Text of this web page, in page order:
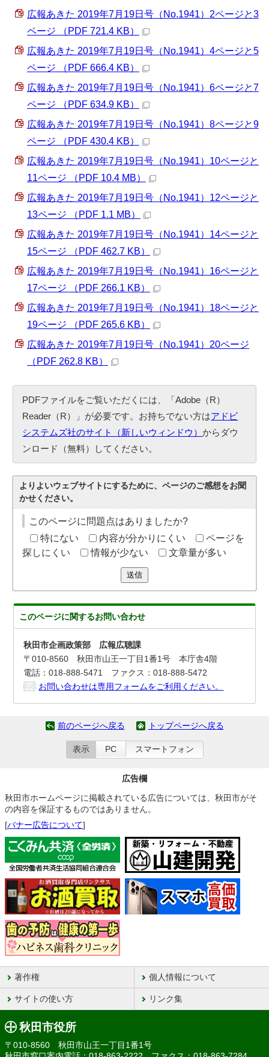
広報あきた 2019年7月19日号（No.1941）2ページと3
ページ （PDF 721.4 KB）
広報あきた 2019年7月19日号（No.1941）4ページと5
ページ （PDF 666.4 KB）
広報あきた 2019年7月19日号（No.1941）6ページと7
ページ （PDF 634.9 KB）
広報あきた 2019年7月19日号（No.1941）8ページと9
ページ （PDF 430.4 KB）
広報あきた 2019年7月19日号（No.1941）10ページと
11ページ （PDF 10.4 MB）
広報あきた 2019年7月19日号（No.1941）12ページと
13ページ （PDF 1.1 MB）
広報あきた 2019年7月19日号（No.1941）14ページと
15ページ （PDF 462.7 KB）
広報あきた 2019年7月19日号（No.1941）16ページと
17ページ （PDF 266.1 KB）
広報あきた 2019年7月19日号（No.1941）18ページと
19ページ （PDF 265.6 KB）
広報あきた 2019年7月19日号（No.1941）20ページ
（PDF 262.8 KB）
PDFファイルをご覧いただくには、「Adobe（R）
Reader（R）」が必要です。お持ちでない方はアドビ
システムズ社のサイト（新しいウィンドウ）からダウ
ンロード（無料）してください。
よりよいウェブサイトにするために、ページのご感想をお聞
かせください。
このページに問題点はありましたか?
特にない
内容が分かりにくい
ページを
探しにくい
情報が少ない 文章量が多い
送信
このページに関するお問い合わせ
秋田市企画政策部 広報広聴課
〒010-8560 秋田市山王一丁目1番1号 本庁舎4階
電話：018-888-5471 ファクス：018-888-5472
お問い合わせは専用フォームをご利用ください。
前のページへ戻る トップページへ戻る
表示 PC スマートフォン
広告欄
秋田市ホームページに掲載されている広告については、秋田市がそ
の内容を保証するものではありません。
[バナー広告について]
著作権 個人情報について
サイトの使い方 リンク集
秋田市役所
〒010-8560 秋田市山王一丁目1番1号